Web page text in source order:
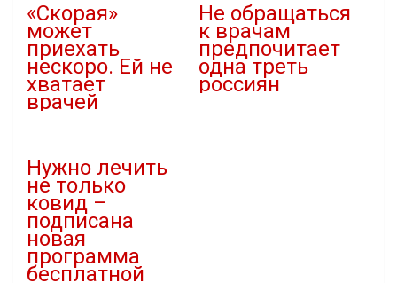
«Скорая»
может
приехать
нескоро. Ей не
хватает
врачей
Не обращаться
к врачам
предпочитает
одна треть
россиян
Нужно лечить
не только
ковид –
подписана
новая
программа
бесплатной